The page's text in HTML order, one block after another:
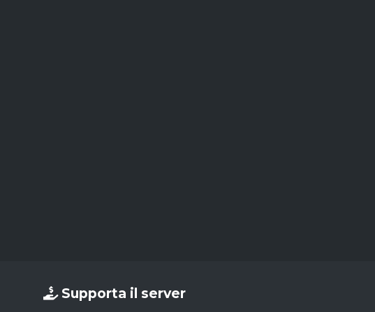
Supporta il server